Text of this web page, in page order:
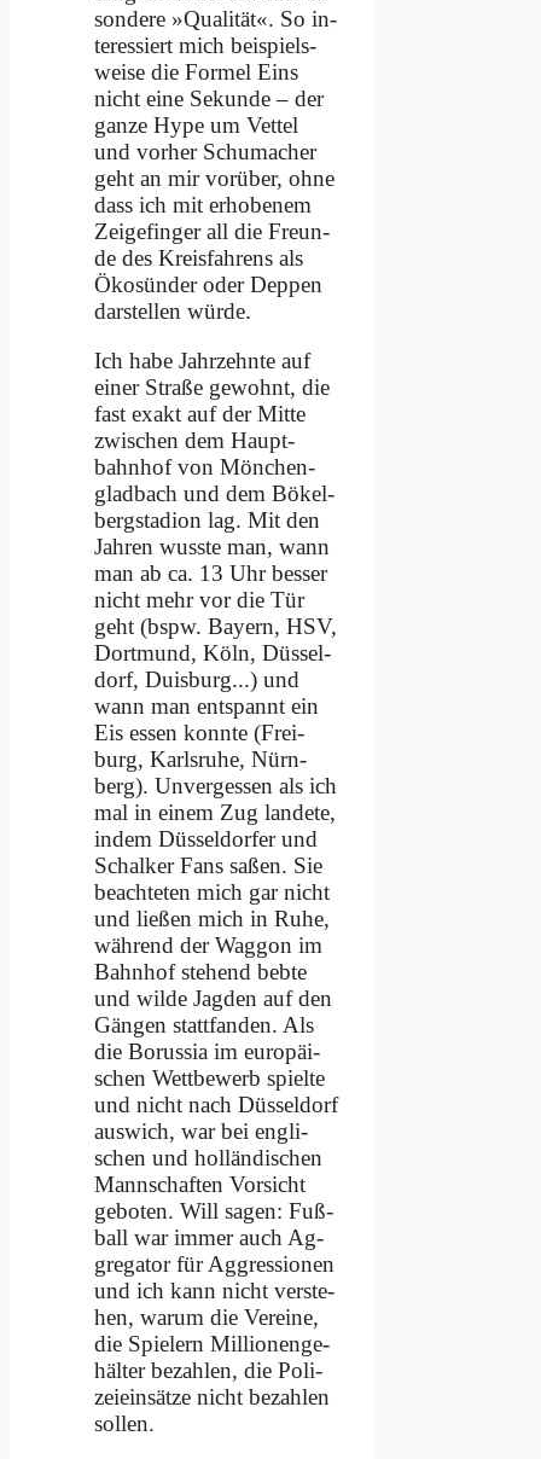
son­de­re »Qua­li­tät«. So in­
ter­es­siert mich bei­spiels­
wei­se die For­mel Eins
nicht ei­ne Se­kun­de – der
gan­ze Hype um Vet­tel
und vor­her Schu­ma­cher
geht an mir vor­über, oh­ne
dass ich mit er­ho­be­nem
Zei­ge­fin­ger all die Freun­
de des Kreis­fah­rens als
Öko­sün­der oder Dep­pen
dar­stel­len wür­de.
Ich ha­be Jahr­zehn­te auf
ei­ner Stra­ße ge­wohnt, die
fast ex­akt auf der Mit­te
zwi­schen dem Haupt­
bahn­hof von Mön­chen­
glad­bach und dem Bö­kel­
berg­sta­di­on lag. Mit den
Jah­ren wuss­te man, wann
man ab ca. 13 Uhr bes­ser
nicht mehr vor die Tür
geht (bspw. Bay­ern, HSV,
Dort­mund, Köln, Düs­sel­
dorf, Duis­burg...) und
wann man ent­spannt ein
Eis es­sen konn­te (Frei­
burg, Karls­ru­he, Nürn­
berg). Un­ver­ges­sen als ich
mal in ei­nem Zug lan­de­te,
in­dem Düs­sel­dor­fer und
Schal­ker Fans sa­ßen. Sie
be­ach­te­ten mich gar nicht
und lie­ßen mich in Ru­he,
wäh­rend der Wag­gon im
Bahn­hof ste­hend beb­te
und wil­de Jag­den auf den
Gän­gen statt­fan­den. Als
die Bo­rus­sia im eu­ro­päi­
schen Wett­be­werb spiel­te
und nicht nach Düs­sel­dorf
aus­wich, war bei eng­li­
schen und hol­län­di­schen
Mann­schaf­ten Vor­sicht
ge­bo­ten. Will sa­gen: Fuß­
ball war im­mer auch Ag­
gre­ga­tor für Ag­gres­sio­nen
und ich kann nicht ver­ste­
hen, war­um die Ver­ei­ne,
die Spie­lern Mil­lio­nen­ge­
häl­ter be­zah­len, die Po­li­
zei­ein­sät­ze nicht be­zah­len
sol­len.